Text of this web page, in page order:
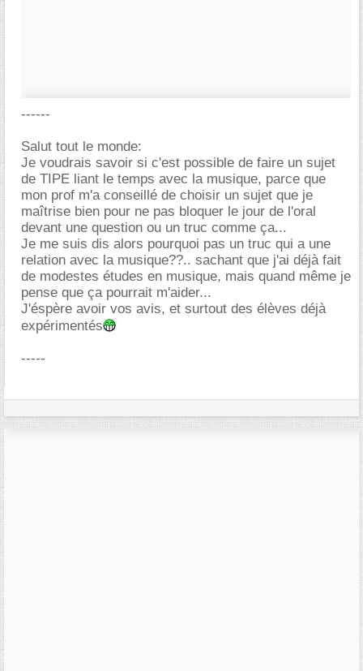
------
Salut tout le monde:
Je voudrais savoir si c'est possible de faire un sujet
de TIPE liant le temps avec la musique, parce que
mon prof m'a conseillé de choisir un sujet que je
maîtrise bien pour ne pas bloquer le jour de l'oral
devant une question ou un truc comme ça...
Je me suis dis alors pourquoi pas un truc qui a une
relation avec la musique??.. sachant que j'ai déjà fait
de modestes études en musique, mais quand même je
pense que ça pourrait m'aider...
J'éspère avoir vos avis, et surtout des élèves déjà
expérimentés
-----